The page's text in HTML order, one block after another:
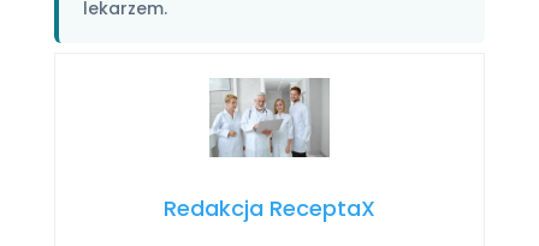
lekarzem.
Redakcja ReceptaX